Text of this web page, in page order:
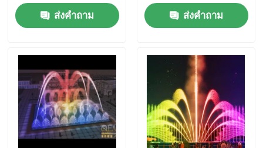
ขออ้าง
น้ำพุลอยน้ำ
น้ําพุทะเลสาบ
น้ำพุดนตรี
ส่งคำถาม ส่งคำถาม